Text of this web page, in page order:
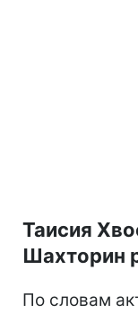
Таисия
Шахторин
По словам